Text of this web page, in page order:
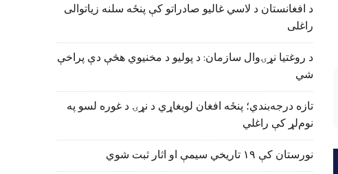
د افغانستان د لاسي غالیو صادراتو کې پنځه سلنه زیاتوالی
راغلی
د روغتیا نړۍوال سازمان: د پولیو د مخنیوي هڅې دې پراخې
شي
تازه درجه‌بندي؛ پنځه افغان لوبغاړي د نړۍ د غوره لسو په
نوم‌لړ کې راغلي
نورستان کې ۱۹ تاریخي سیمې او اثار ثبت شوي